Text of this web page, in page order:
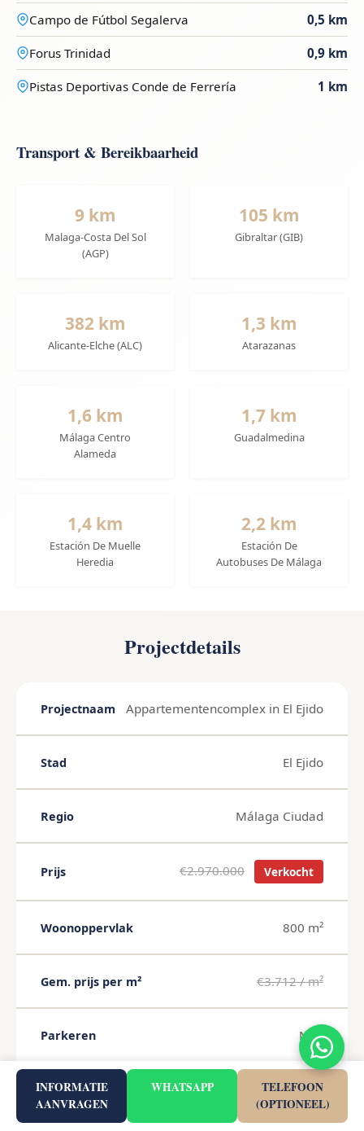
Campo de Fútbol Segalerva 0,5 km
Forus Trinidad 0,9 km
Pistas Deportivas Conde de Ferrería 1 km
Transport & Bereikbaarheid
9 km
Malaga-Costa Del Sol
(AGP)
105 km
Gibraltar (GIB)
382 km
Alicante-Elche (ALC)
1,3 km
Atarazanas
1,6 km
Málaga Centro
Alameda
1,7 km
Guadalmedina
1,4 km
Estación De Muelle
Heredia
2,2 km
Estación De
Autobuses De Málaga
Projectdetails
Projectnaam Appartementencomplex in El Ejido
Stad El Ejido
Regio Málaga Ciudad
Prijs €2.970.000 Verkocht
Woonoppervlak 800 m²
Gem. prijs per m² €3.712 / m²
Parkeren Nee
Zwembad Nee
INFORMATIE
AANVRAGEN
WHATSAPP
TELEFOON
(OPTIONEEL)